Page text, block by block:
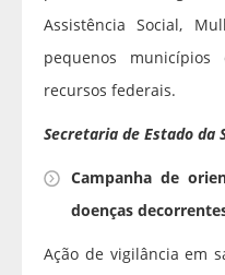
Assistência Social,
pequenos
recursos federais.
Secretaria de Estado da
Campanha de
doenças
Ação de vigilância em